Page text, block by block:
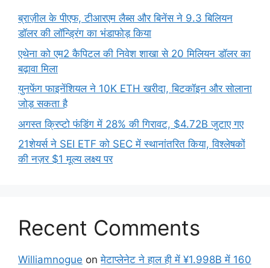
ब्राज़ील के पीएफ, टीआरएम लैब्स और बिनेंस ने 9.3 बिलियन
डॉलर की लॉन्ड्रिंग का भंडाफोड़ किया
एथेना को एम2 कैपिटल की निवेश शाखा से 20 मिलियन डॉलर का
बढ़ावा मिला
युनफेंग फाइनेंशियल ने 10K ETH खरीदा, बिटकॉइन और सोलाना
जोड़ सकता है
अगस्त क्रिप्टो फंडिंग में 28% की गिरावट, $4.72B जुटाए गए
21शेयर्स ने SEI ETF को SEC में स्थानांतरित किया, विश्लेषकों
की नज़र $1 मूल्य लक्ष्य पर
Recent Comments
Williamnogue onमेटाप्लेनेट ने हाल ही में ¥1.998B में 160